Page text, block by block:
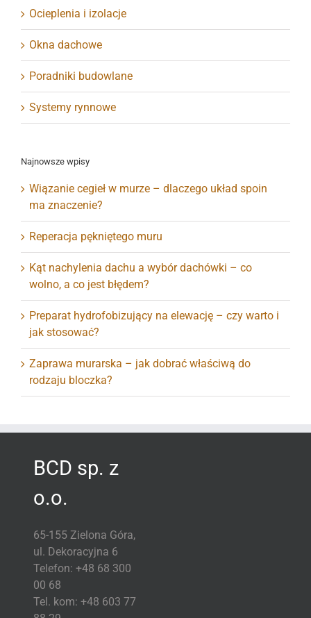
Ocieplenia i izolacje
Okna dachowe
Poradniki budowlane
Systemy rynnowe
Najnowsze wpisy
Wiązanie cegieł w murze – dlaczego układ spoin
ma znaczenie?
Reperacja pękniętego muru
Kąt nachylenia dachu a wybór dachówki – co
wolno, a co jest błędem?
Preparat hydrofobizujący na elewację – czy warto i
jak stosować?
Zaprawa murarska – jak dobrać właściwą do
rodzaju bloczka?
BCD sp. z
o.o.
65-155 Zielona Góra,
ul. Dekoracyjna 6
Telefon: +48 68 300
00 68
Tel. kom: +48 603 77